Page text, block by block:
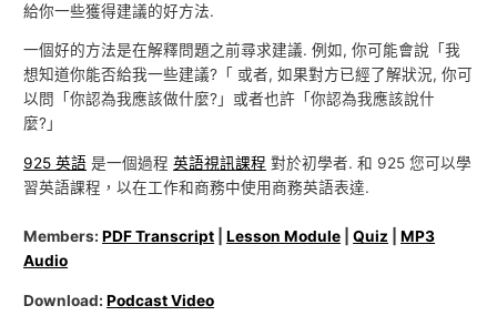
給你一些獲得建議的好方法.
一個好的方法是在解釋問題之前尋求建議. 例如, 你可能會說「我
想知道你能否給我一些建議?「 或者, 如果對方已經了解狀況, 你可
以問「你認為我應該做什麼?」或者也許「你認為我應該說什
麼?」
925 英語 是一個過程英語視訊課程 對於初學者. 和 925 您可以學
習英語課程，以在工作和商務中使用商務英語表達.
Members:PDF Transcript |Lesson Module |Quiz |MP3
Audio
Download:Podcast Video